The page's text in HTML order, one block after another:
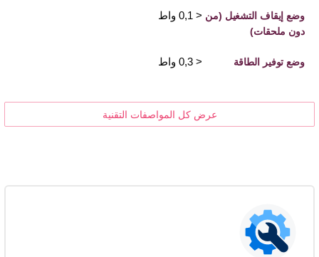
وضع إيقاف التشغيل (من
دون ملحقات)
< 0,1 واط
وضع توفير الطاقة < 0,3 واط
عرض كل المواصفات التقنية